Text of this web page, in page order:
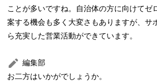
ことが多いですね。自治体の方に向けてゼ
案する機会も多く大変さもありますが、サ
ら充実した営業活動ができています。
編集部
お二方はいかがでしょうか。